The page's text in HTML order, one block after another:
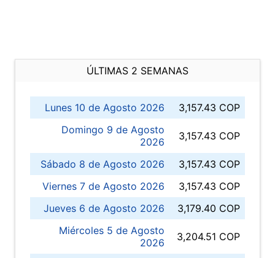
ÚLTIMAS 2 SEMANAS
Lunes 10 de Agosto 2026
3,157.43 COP
Domingo 9 de Agosto
2026
3,157.43 COP
Sábado 8 de Agosto 2026
3,157.43 COP
Viernes 7 de Agosto 2026
3,157.43 COP
Jueves 6 de Agosto 2026
3,179.40 COP
Miércoles 5 de Agosto
2026
3,204.51 COP